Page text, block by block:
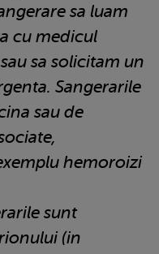
sa luam
cu medicul
sa solicitam un
Sangerarile
sau de
hemoroizi
sunt
(in